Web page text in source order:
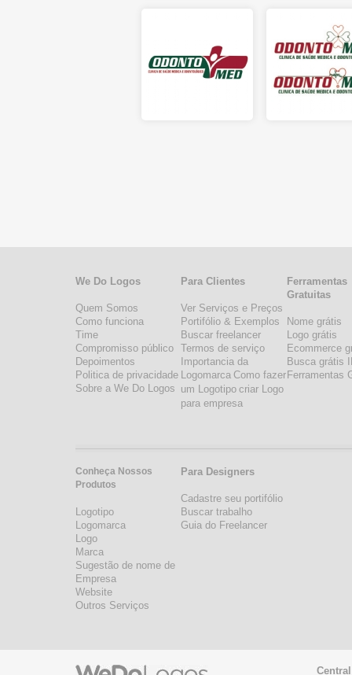
We Do Logos
Quem Somos
Como funciona
Time
Compromisso público
Depoimentos
Politica de privacidade
Sobre a We Do Logos
Conheça Nossos
Produtos
Logotipo
Logomarca
Logo
Marca
Sugestão de nome de
Empresa
Website
Outros Serviços
Para Clientes
Ver Serviços e Preços
Portifólio & Exemplos
Buscar freelancer
Termos de serviço
Importancia da
Logomarca Como fazer
um Logotipo criar Logo
para empresa
Para Designers
Cadastre seu portifólio
Buscar trabalho
Guia do Freelancer
Ferramentas
Gratuitas
Nome grátis
Logo grátis
Ecommerce
Busca grátis
Ferramentas